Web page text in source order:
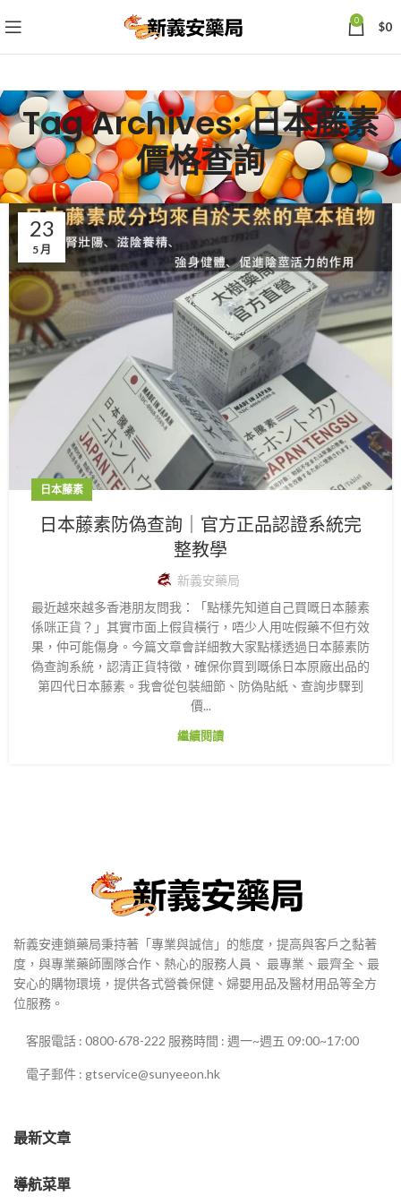
0 $0
Tag Archives: 日本藤素
價格查詢
23
5 月
日本藤素
日本藤素防偽查詢｜官方正品認證系統完
整教學
新義安藥局
最近越來越多香港朋友問我：「點樣先知道自己買嘅日本藤素
係咪正貨？」其實市面上假貨橫行，唔少人用咗假藥不但冇效
果，仲可能傷身。今篇文章會詳細教大家點樣透過日本藤素防
偽查詢系統，認清正貨特徵，確保你買到嘅係日本原廠出品的
第四代日本藤素。我會從包裝細節、防偽貼紙、查詢步驟到
價...
繼續閱讀
新義安連鎖藥局秉持著「專業與誠信」的態度，提高與客戶之黏著
度，與專業藥師團隊合作、熱心的服務人員、 最專業、最齊全、最
安心的購物環境，提供各式營養保健、婦嬰用品及醫材用品等全方
位服務。
客服電話 : 0800-678-222 服務時間 : 週一~週五 09:00~17:00
電子郵件 : gtservice@sunyeeon.hk
最新文章
導航菜單